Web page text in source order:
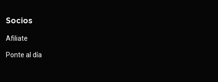
Socios
Afiliate
Ponte al día